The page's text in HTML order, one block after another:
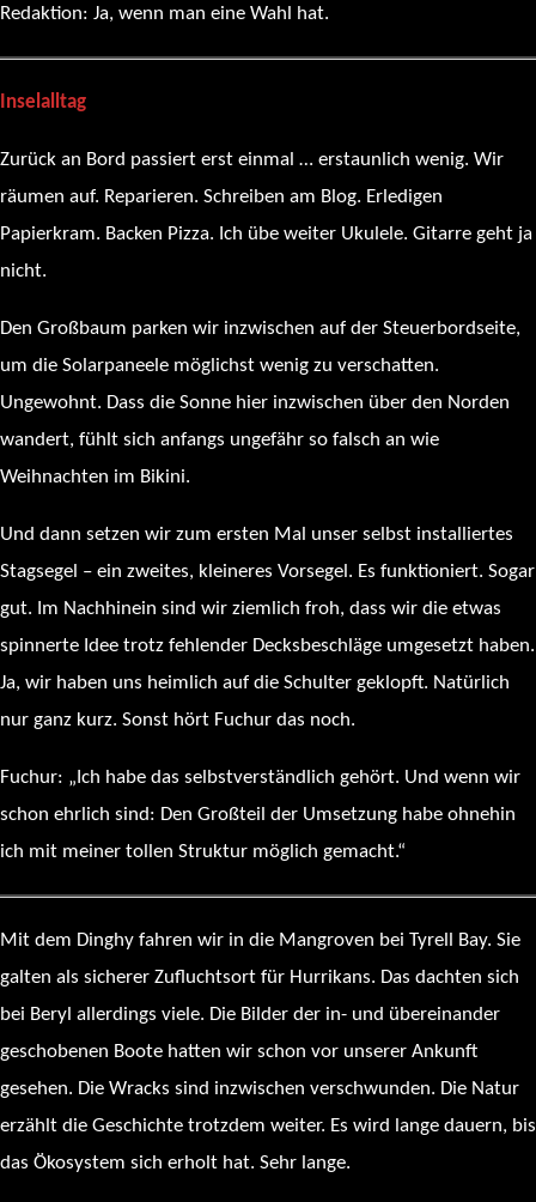
Redaktion: Ja, wenn man eine Wahl hat.
Inselalltag
Zurück an Bord passiert erst einmal … erstaunlich wenig. Wir
räumen auf. Reparieren. Schreiben am Blog. Erledigen
Papierkram. Backen Pizza. Ich übe weiter Ukulele. Gitarre geht ja
nicht.
Den Großbaum parken wir inzwischen auf der Steuerbordseite,
um die Solarpaneele möglichst wenig zu verschatten.
Ungewohnt. Dass die Sonne hier inzwischen über den Norden
wandert, fühlt sich anfangs ungefähr so falsch an wie
Weihnachten im Bikini.
Und dann setzen wir zum ersten Mal unser selbst installiertes
Stagsegel – ein zweites, kleineres Vorsegel. Es funktioniert. Sogar
gut. Im Nachhinein sind wir ziemlich froh, dass wir die etwas
spinnerte Idee trotz fehlender Decksbeschläge umgesetzt haben.
Ja, wir haben uns heimlich auf die Schulter geklopft. Natürlich
nur ganz kurz. Sonst hört Fuchur das noch.
Fuchur: „Ich habe das selbstverständlich gehört. Und wenn wir
schon ehrlich sind: Den Großteil der Umsetzung habe ohnehin
ich mit meiner tollen Struktur möglich gemacht.“
Mit dem Dinghy fahren wir in die Mangroven bei Tyrell Bay. Sie
galten als sicherer Zufluchtsort für Hurrikans. Das dachten sich
bei Beryl allerdings viele. Die Bilder der in- und übereinander
geschobenen Boote hatten wir schon vor unserer Ankunft
gesehen. Die Wracks sind inzwischen verschwunden. Die Natur
erzählt die Geschichte trotzdem weiter. Es wird lange dauern, bis
das Ökosystem sich erholt hat. Sehr lange.